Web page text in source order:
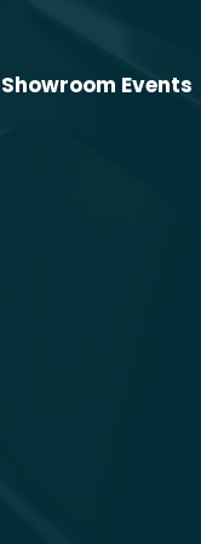
Showroom Events